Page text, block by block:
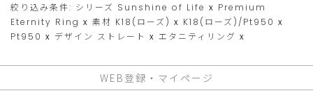
絞り込み条件: シリーズ Sunshine of Life x Premium
Eternity Ring x 素材 K18(ローズ) x K18(ローズ)/Pt950 x
Pt950 x デザイン ストレート x エタニティリング x
WEB登録・マイページ